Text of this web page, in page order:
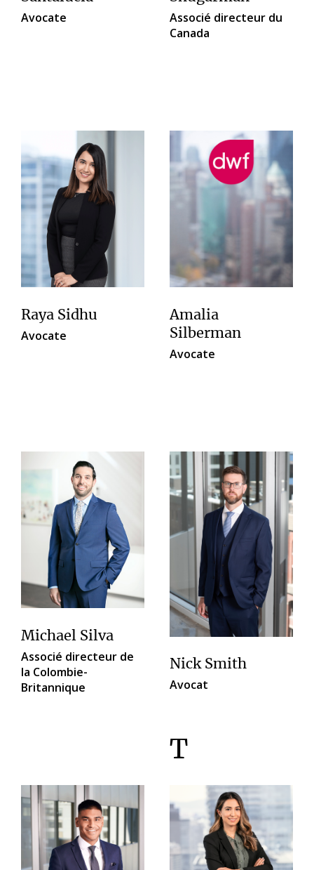
Avocate
Associé directeur du
Canada
Raya Sidhu
Avocate
Amalia
Silberman
Avocate
Michael Silva
Associé directeur de
la Colombie-
Britannique
Nick Smith
Avocat
T